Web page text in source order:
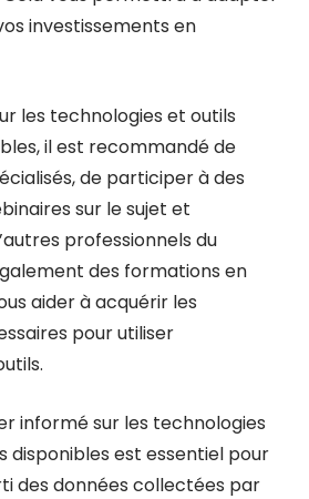
investissements en
les technologies et outils
il est recommandé de
de participer à des
sur le sujet et
professionnels du
des formations en
aider à acquérir les
pour utiliser
informé sur les technologies
disponibles est essentiel pour
des données collectées par